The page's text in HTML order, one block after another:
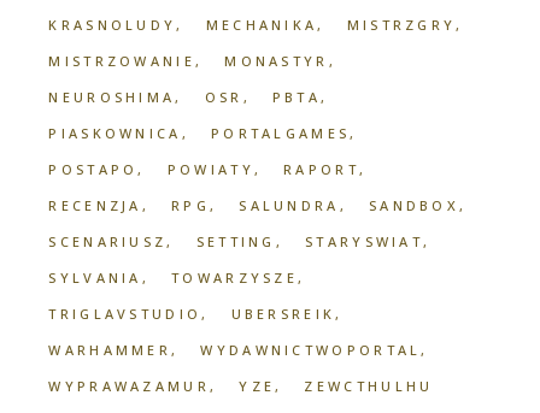
KRASNOLUDY
MECHANIKA
MISTRZGRY
MISTRZOWANIE
MONASTYR
NEUROSHIMA
OSR
PBTA
PIASKOWNICA
PORTALGAMES
POSTAPO
POWIATY
RAPORT
RECENZJA
RPG SALUNDRA
SANDBOX
SCENARIUSZ
SETTING
STARYSWIAT
SYLVANIA
TOWARZYSZE
TRIGLAVSTUDIO
UBERSREIK
WARHAMMER
WYDAWNICTWOPORTAL
WYPRAWAZAMUR
YZE ZEWCTHULHU